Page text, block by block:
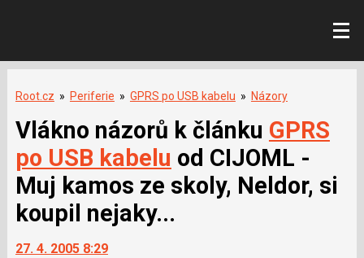
Root.cz » Periferie » GPRS po USB kabelu » Názory
Vlákno názorů k článku GPRS
po USB kabelu od CIJOML -
Muj kamos ze skoly, Neldor, si
koupil nejaky...
27. 4. 2005 8:29